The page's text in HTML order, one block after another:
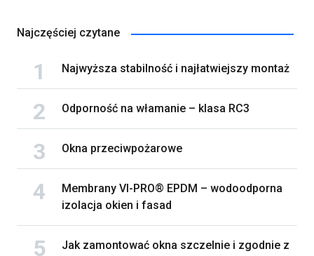
Najczęściej czytane
Najwyższa stabilność i najłatwiejszy montaż
Odporność na włamanie – klasa RC3
Okna przeciwpożarowe
Membrany VI-PRO® EPDM – wodoodporna
izolacja okien i fasad
Jak zamontować okna szczelnie i zgodnie z